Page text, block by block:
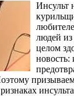
Инсульт
людей из
целом
новость: